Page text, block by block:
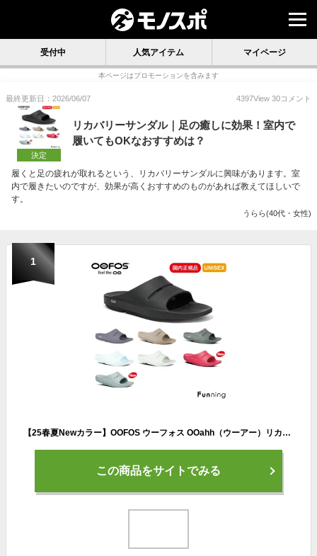
受付中 人気アイテム マイページ
本ページはプロモーションを含みます
最終更新日：2026/06/07 4397View 30コメント
決定
リカバリーサンダル｜足の癒しに効果！室内で
履いてもOKなおすすめは？
履くと足の疲れが取れるという、リカバリーサンダルに興味があります。室
内で履きたいのですが、効果が高くおすすめのものがあれば教えてほしいで
す。
うらら(40代・女性)
1
【25春夏Newカラー】OOFOS ウーフォス OOahh（ウーアー）リカバリーサンダル ユニセックス 衝撃吸収 スポーツサンダル シャワーサンダル メンズ レディース リカバリー ランニング ヨガ スポーツ ビーチ 快適サンダル 【正規品】
この商品をサイトでみる